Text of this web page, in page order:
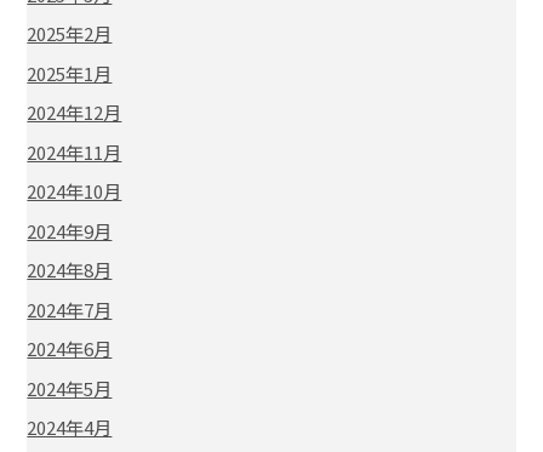
2025年2月
2025年1月
2024年12月
2024年11月
2024年10月
2024年9月
2024年8月
2024年7月
2024年6月
2024年5月
2024年4月